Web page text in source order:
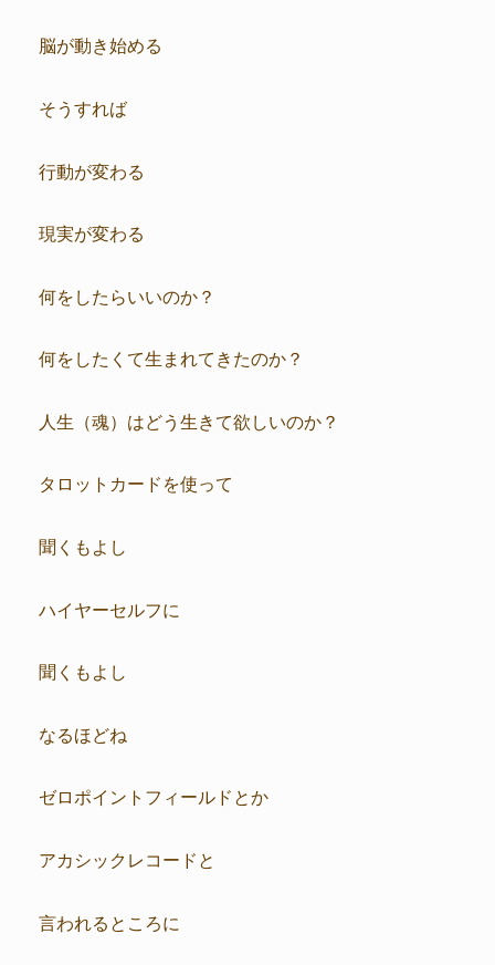
脳が動き始める
そうすれば
行動が変わる
現実が変わる
何をしたらいいのか？
何をしたくて生まれてきたのか？
人生（魂）はどう生きて欲しいのか？
タロットカードを使って
聞くもよし
ハイヤーセルフに
聞くもよし
なるほどね
ゼロポイントフィールドとか
アカシックレコードと
言われるところに